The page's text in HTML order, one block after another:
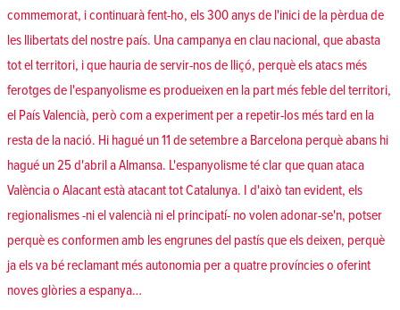
commemorat, i continuarà fent-ho, els 300 anys de l'inici de la pèrdua de
les llibertats del nostre país. Una campanya en clau nacional, que abasta
tot el territori, i que hauria de servir-nos de lliçó, perquè els atacs més
ferotges de l'espanyolisme es produeixen en la part més feble del territori,
el País Valencià, però com a experiment per a repetir-los més tard en la
resta de la nació. Hi hagué un 11 de setembre a Barcelona perquè abans hi
hagué un 25 d'abril a Almansa. L'espanyolisme té clar que quan ataca
València o Alacant està atacant tot Catalunya. I d'això tan evident, els
regionalismes -ni el valencià ni el principatí- no volen adonar-se'n, potser
perquè es conformen amb les engrunes del pastís que els deixen, perquè
ja els va bé reclamant més autonomia per a quatre províncies o oferint
noves glòries a espanya…